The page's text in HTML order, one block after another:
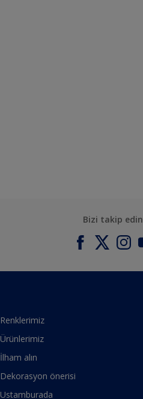
Bizi takip edin
Renklerimiz
Ürünlerimiz
İlham alın
Dekorasyon önerisi
Ustamburada